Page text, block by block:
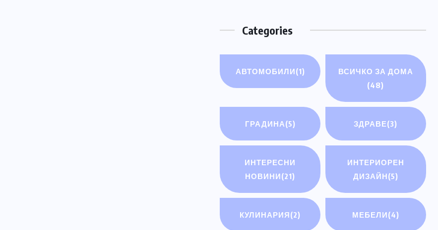
Categories
АВТОМОБИЛИ(1)
ВСИЧКО ЗА ДОМА
(48)
ГРАДИНА(5) ЗДРАВЕ(3)
ИНТЕРЕСНИ
НОВИНИ(21)
ИНТЕРИОРЕН
ДИЗАЙН(5)
КУЛИНАРИЯ(2) МЕБЕЛИ(4)